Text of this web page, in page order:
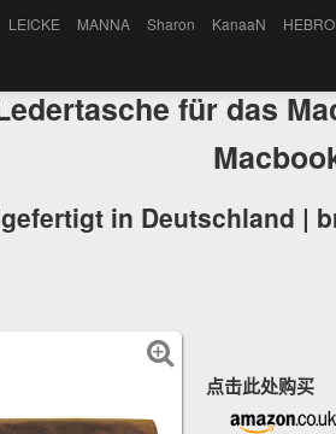
LEICKE MANNA Sharon KanaaN
für das
in Deutschland |
点击此处购买